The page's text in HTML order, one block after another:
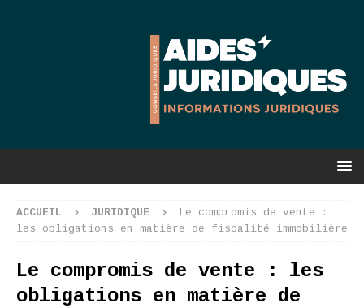
ACCUEIL JURIDIQUE
Le compromis de vente :
les obligations en matière de fiscalité immobilière
Le compromis de vente : les
obligations en matière de